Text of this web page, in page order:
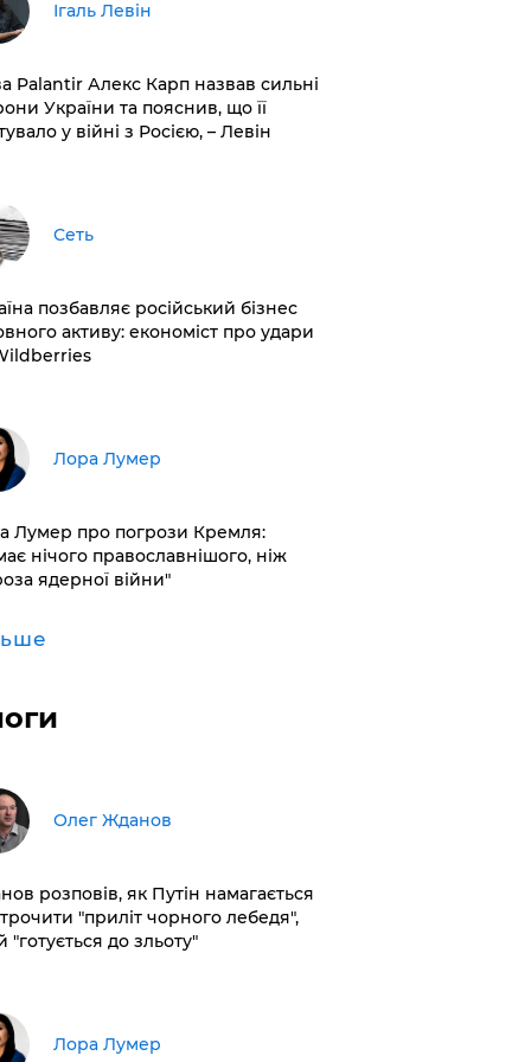
Ігаль Левін
Palantir Алекс Карп назвав сильні
України та пояснив, що її
у війні з Росією, – Левін
Сеть
позбавляє російський бізнес
активу: економіст про удари
​Лора Лумер
Лумер про погрози Кремля:
нічого православнішого, ніж
ядерної війни"
Олег Жданов
розповів, як Путін намагається
"приліт чорного лебедя",
"готується до зльоту"
​Лора Лумер